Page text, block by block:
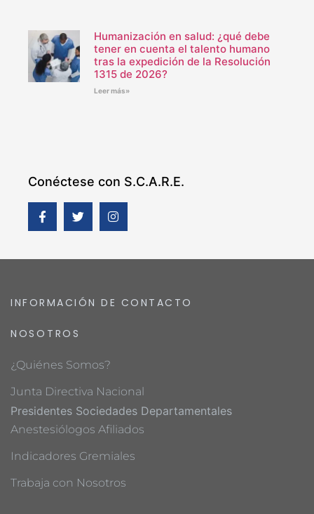
Humanización en salud: ¿qué debe
tener en cuenta el talento humano
tras la expedición de la Resolución
1315 de 2026?
Leer más»
Conéctese con S.C.A.R.E.
INFORMACIÓN DE CONTACTO
NOSOTROS
¿Quiénes Somos?
Junta Directiva Nacional
Presidentes Sociedades Departamentales
Anestesiólogos Afiliados
Indicadores Gremiales
Trabaja con Nosotros